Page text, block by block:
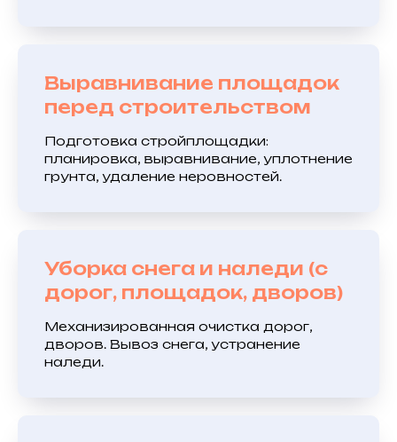
Выравнивание площадок
перед строительством
Подготовка стройплощадки:
планировка, выравнивание, уплотнение
грунта, удаление неровностей.
Уборка снега и наледи (с
дорог, площадок, дворов)
Механизированная очистка дорог,
дворов. Вывоз снега, устранение
наледи.